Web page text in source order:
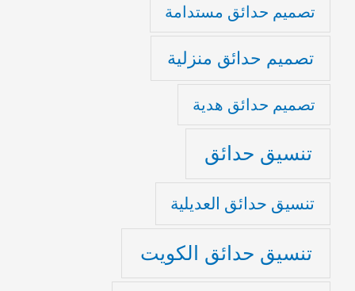
تصميم حدائق مستدامة
تصميم حدائق منزلية
تصميم حدائق هدية
تنسيق حدائق
تنسيق حدائق العديلية
تنسيق حدائق الكويت